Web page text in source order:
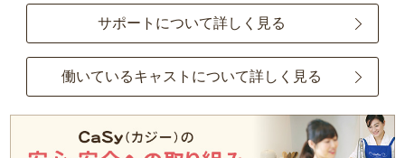
サポートについて詳しく見る
働いているキャストについて詳しく見る